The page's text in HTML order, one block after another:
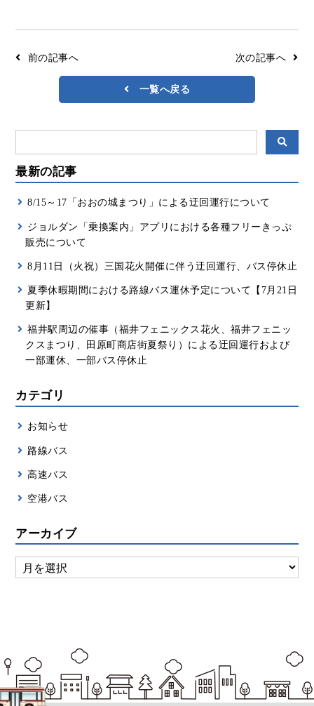
前の記事へ 次の記事へ
一覧へ戻る
最新の記事
8/15～17「おおの城まつり」による迂回運行について
ジョルダン「乗換案内」アプリにおける各種フリーきっぷ
販売について
8月11日（火祝）三国花火開催に伴う迂回運行、バス停休止
夏季休暇期間における路線バス運休予定について【7月21日
更新】
福井駅周辺の催事（福井フェニックス花火、福井フェニッ
クスまつり、田原町商店街夏祭り）による迂回運行および
一部運休、一部バス停休止
カテゴリ
お知らせ
路線バス
高速バス
空港バス
アーカイブ